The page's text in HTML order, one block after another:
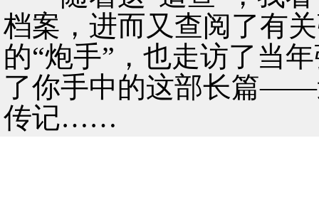
档案，进而又查阅了有
的“炮手”，也走访了当
了你手中的这部长篇——
传记……